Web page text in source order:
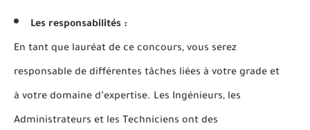
Les responsabilités :
En tant que lauréat de ce concours, vous serez
responsable de différentes tâches liées à votre grade et
à votre domaine d’expertise. Les Ingénieurs, les
Administrateurs et les Techniciens ont des